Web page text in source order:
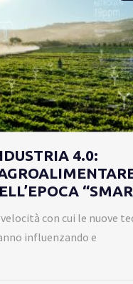
4.0:
velocità con cui le nuove
influenzando e